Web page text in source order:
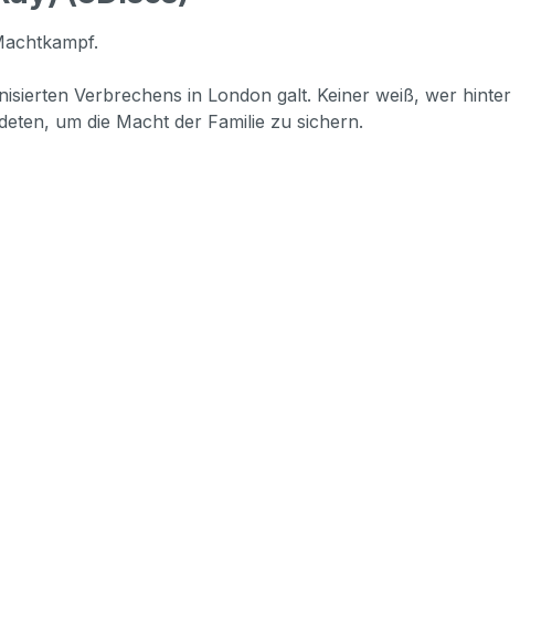
Verbrechens in London galt. Keiner weiß, wer hinter
um die Macht der Familie zu sichern.